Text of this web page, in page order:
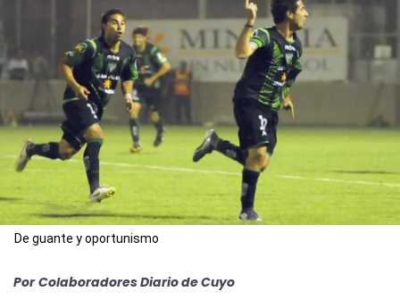
De guante y oportunismo
Por Colaboradores Diario de Cuyo